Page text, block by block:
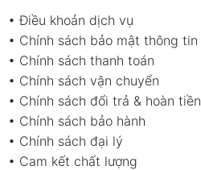
•Điều khoản dịch vụ
• Chính sách bảo mật thông tin
• Chính sách thanh toán
• Chính sách vận chuyển
• Chính sách đổi trả & hoàn tiền
• Chính sách bảo hành
• Chính sách đại lý
• Cam kết chất lượng